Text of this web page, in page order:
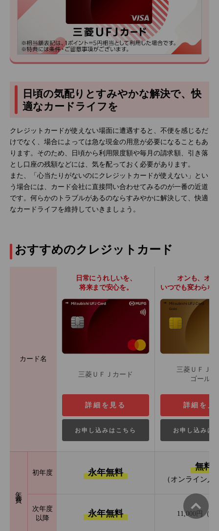
日頃の気配りとすみやかな解決で、快
適なカードライフを
クレジットカードが使えない場面に遭遇すると、不便を感じるだ
けでなく、場合によっては急な現金の用意が必要になることもあ
ります。そのため、日頃から利用限度額や毎月の請求額、引き落
とし口座の残額などには、気を配っておく必要があります。
また、「心当たりがないのにクレジットカードが使えない」とい
う場合には、カード会社に直接問い合わせてみるのが一番の近道
です。何らかのトラブルがあるのならすみやかに解決して、快適
なカードライフを維持していきましょう。
おすすめのクレジットカード
カード名
日常にうれしいを、
将来まで安心を。
オンも、オフ
いつでも変わらな
三菱ＵＦＪカード
三菱ＵＦＪカ
ゴールド
詳細を見る
お申し込みはこちら
詳細を見
お申し込みは
年会費
初年度 永年無料
無料
（オンライン入
次年度
以降
永年無料 11,000円（税